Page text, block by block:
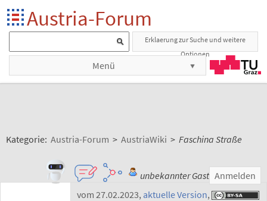
Austria-Forum
Erklaerung zur Suche und weitere
Optionen
Menü
Kategorie: Austria-Forum > AustriaWiki > Faschina Straße
unbekannter Gast Anmelden
vom 27.02.2023, aktuelle Version,